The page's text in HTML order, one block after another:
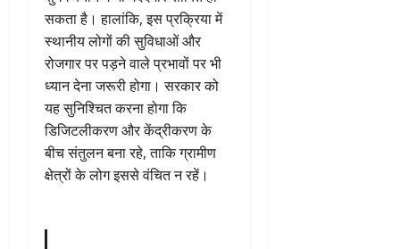
सकता है। हालांकि, इस प्रक्रिया में
स्थानीय लोगों की सुविधाओं और
रोजगार पर पड़ने वाले प्रभावों पर भी
ध्यान देना जरूरी होगा। सरकार को
यह सुनिश्चित करना होगा कि
डिजिटलीकरण और केंद्रीकरण के
बीच संतुलन बना रहे, ताकि ग्रामीण
क्षेत्रों के लोग इससे वंचित न रहें।